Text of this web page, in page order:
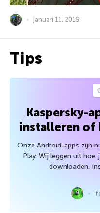
januari 11, 2019
Tips
Kaspersky-
installeren of
Onze Android-apps zijn
Play. Wij leggen uit hoe
downloaden,